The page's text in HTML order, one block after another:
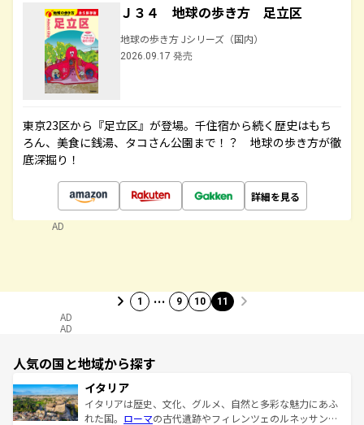
Ｊ３４ 地球の歩き方 足立区
地球の歩き方 Jシリーズ（国内）
2026.09.17 発売
東京23区から『足立区』が登場。千住宿から続く歴史はもち
ろん、美食に銭湯、タコさん公園まで！？ 地球の歩き方が徹
底深掘り！
詳細を見る
AD
1 … 9 10 11
AD
AD
人気の国と地域から探す
イタリア
イタリアは歴史、文化、グルメ、自然と多彩な魅力にあふ
れた国。 ローマの古代遺跡やフィレンツェのルネッサンス